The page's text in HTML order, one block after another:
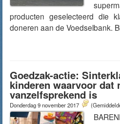
producten geselecteerd die
doneren aan de Voedselbank.
Goedzak-actie:
kinderen waarvoor dat
vanzelfsprekend is
Donderdag 9 november 2017